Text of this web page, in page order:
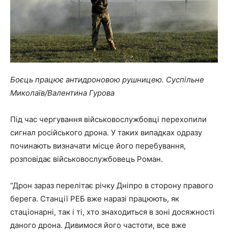
Боєць працює антидроновою рушницею. Суспільне
Миколаїв/Валентина Гурова
Під час чергування військовослужбовці перехопили
сигнал російського дрона. У таких випадках одразу
починають визначати місце його перебування,
розповідає військовослужбовець Роман.
“Дрон зараз перелітає річку Дніпро в сторону правого
берега. Станції РЕБ вже наразі працюють, як
стаціонарні, так і ті, хто знаходиться в зоні досяжності
даного дрона. Дивимося його частоти, все вже